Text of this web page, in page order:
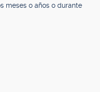
meses o años o durante